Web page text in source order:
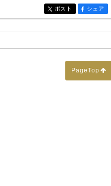
entry282
ポスト entry282
シェア
PageTop